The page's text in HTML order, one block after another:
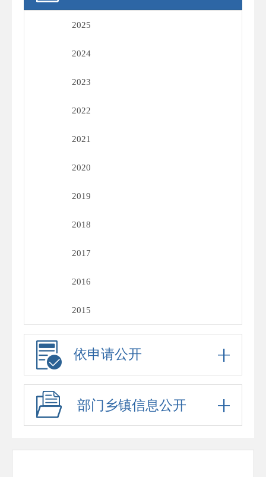
2025
2024
2023
2022
2021
2020
2019
2018
2017
2016
2015
依申请公开
部门乡镇信息公开